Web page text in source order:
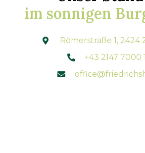
im sonnigen
 Römerstraße 1,
 +43 2147 7000
